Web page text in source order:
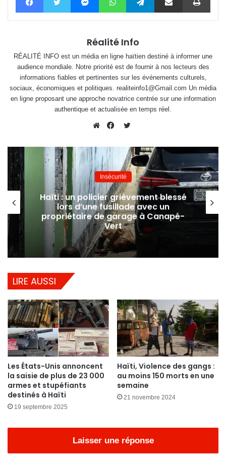
Réalité Info
RÉALITÉ INFO est un média en ligne haïtien destiné à informer une
audience mondiale. Notre priorité est de fournir à nos lecteurs des
informations fiables et pertinentes sur les événements culturels,
sociaux, économiques et politiques. realiteinfo1@Gmail.com Un média
en ligne proposant une approche novatrice centrée sur une information
authentique et actualisée en temps réel.
Insécurité
Haïti : un policier grièvement blessé
lors d’une fusillade avec un
propriétaire de garage à Canapé-
Vert
LIRE AUSSI
Les États-Unis annoncent
la saisie de plus de 23 000
armes et stupéfiants
destinés à Haïti
19 septembre 2025
Haïti, Violence des gangs :
au moins 150 morts en une
semaine
21 novembre 2024
Laisser une réponse